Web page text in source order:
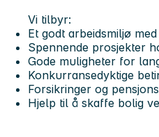
Vi tilbyr:
Et godt arbeidsmiljø
Spennende prosjekter
Gode muligheter for
Konkurransedyktige
Forsikringer og
Hjelp til å skaffe bolig